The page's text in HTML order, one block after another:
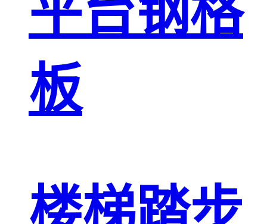
平台钢格
板
楼梯踏步